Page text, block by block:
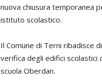
nuova chiusura temporanea
istituto scolastico.
Il Comune di Terni ribadisce
verifica degli edifici scolastici
scuola Oberdan.